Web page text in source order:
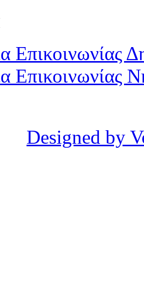
Επικοινωνίας
Επικοινωνίας
Designed by